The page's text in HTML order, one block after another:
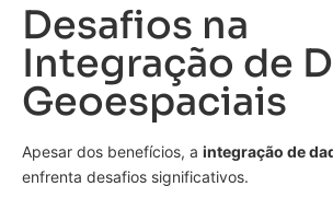
Desafios na
Integração de
Geoespaciais
Apesar dos benefícios, a integração de
enfrenta desafios significativos.